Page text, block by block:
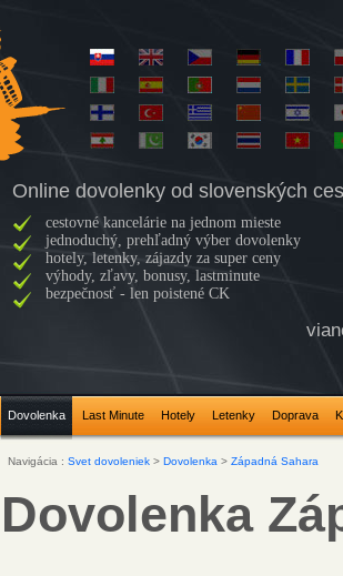
Online dovolenky od slovenských
cestovné kancelárie na jednom mieste
jednoduchý, prehľadný výber dovolenky
hotely, letenky, zájazdy za super ceny
výhody, zľavy, bonusy, lastminute
bezpečnosť - len poistené CK
Dovolenka Last Minute Hotely Letenky Doprava
Navigácia : Svet dovoleniek > Dovolenka > Západná Sahara
Dovolenka